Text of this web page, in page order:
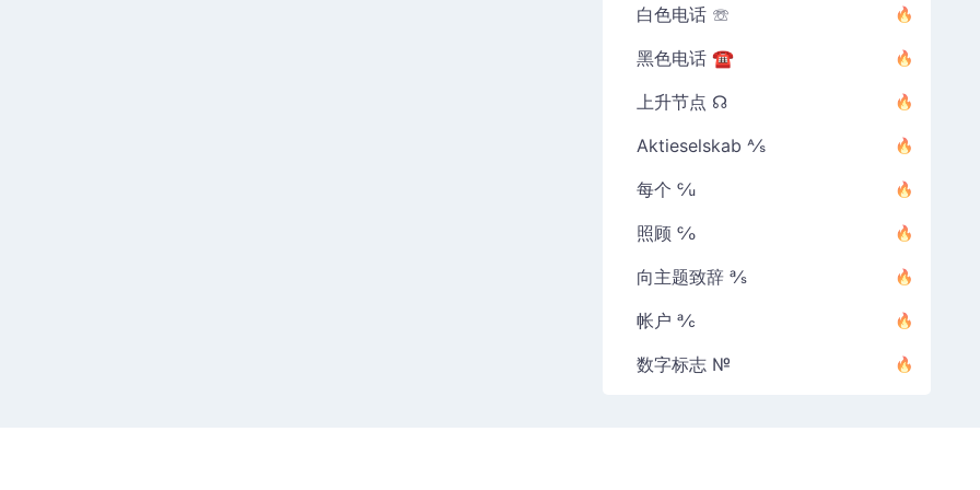
白色电话 ☏
黑色电话 ☎
上升节点 ☊
Aktieselskab ⅍
每个 ℆
照顾 ℅
向主题致辞 ℁
帐户 ℀
数字标志 №